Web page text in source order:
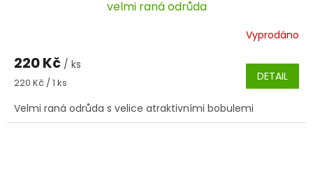
velmi raná odrůda
Vyprodáno
220 Kč / ks
Měrná
220 Kč / 1 ks DETAIL
Velmi raná odrůda s velice atraktivními bobulemi